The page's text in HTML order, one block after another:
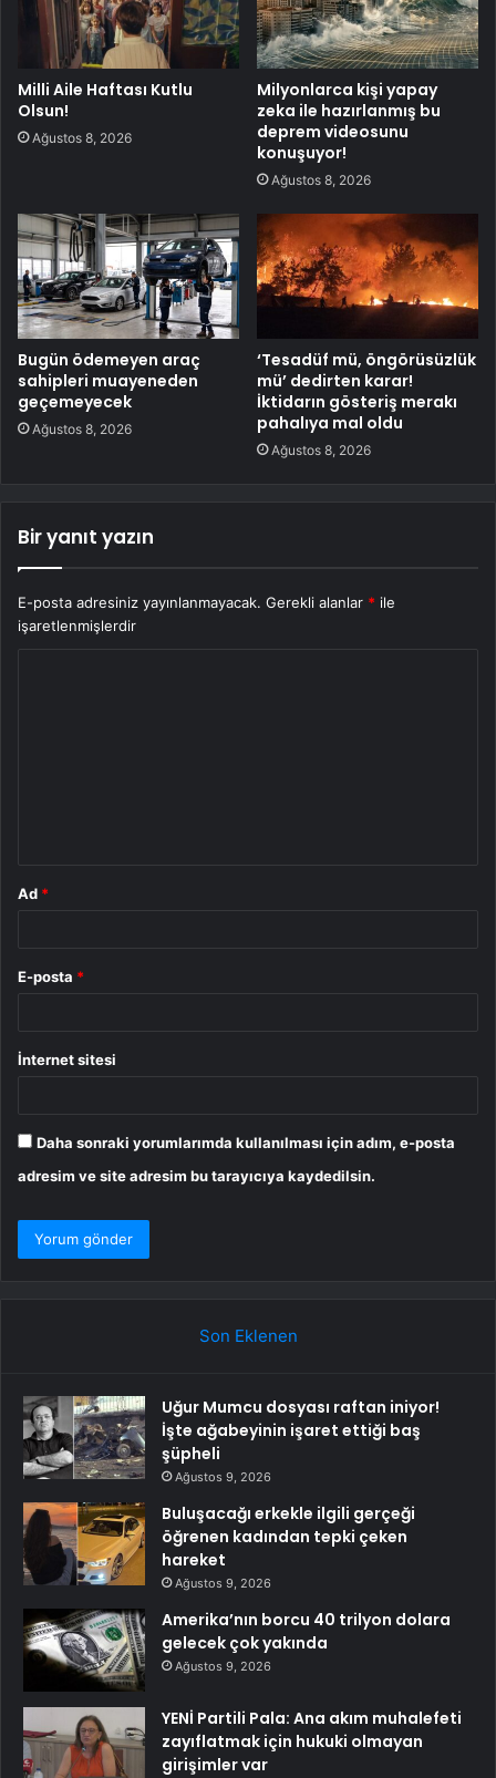
Milli Aile Haftası Kutlu
Olsun!
Ağustos 8, 2026
Milyonlarca kişi yapay
zeka ile hazırlanmış bu
deprem videosunu
konuşuyor!
Ağustos 8, 2026
Bugün ödemeyen araç
sahipleri muayeneden
geçemeyecek
Ağustos 8, 2026
‘Tesadüf mü, öngörüsüzlük
mü’ dedirten karar!
İktidarın gösteriş merakı
pahalıya mal oldu
Ağustos 8, 2026
Bir yanıt yazın
E-posta adresiniz yayınlanmayacak. Gerekli alanlar * ile
işaretlenmişlerdir
Ad *
E-posta *
İnternet sitesi
Daha sonraki yorumlarımda kullanılması için adım, e-posta
adresim ve site adresim bu tarayıcıya kaydedilsin.
Son Eklenen
Uğur Mumcu dosyası raftan iniyor!
İşte ağabeyinin işaret ettiği baş
şüpheli
Ağustos 9, 2026
Buluşacağı erkekle ilgili gerçeği
öğrenen kadından tepki çeken
hareket
Ağustos 9, 2026
Amerika’nın borcu 40 trilyon dolara
gelecek çok yakında
Ağustos 9, 2026
YENİ Partili Pala: Ana akım muhalefeti
zayıflatmak için hukuki olmayan
girişimler var